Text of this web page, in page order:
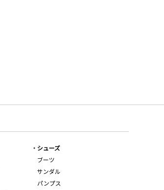
シューズ
ブーツ
サンダル
パンプス